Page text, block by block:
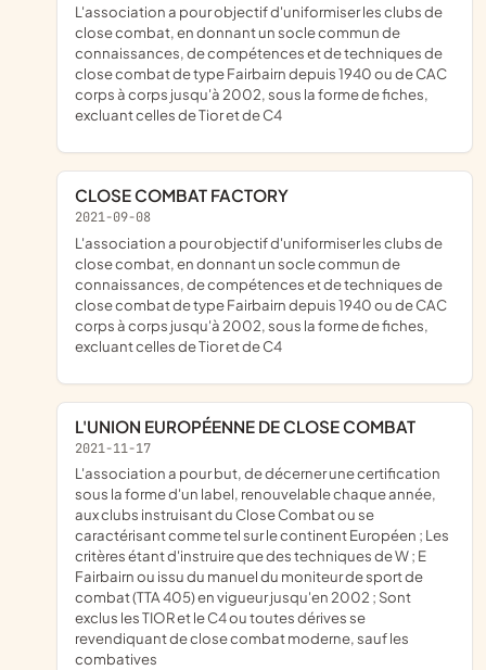
l'association a pour objectif d'uniformiser les clubs de
close combat, en donnant un socle commun de
connaissances, de compétences et de techniques de
close combat de type Fairbairn depuis 1940 ou de CAC
corps à corps jusqu'à 2002, sous la forme de fiches,
excluant celles de Tior et de C4
CLOSE COMBAT FACTORY
2021-09-08
l'association a pour objectif d'uniformiser les clubs de
close combat, en donnant un socle commun de
connaissances, de compétences et de techniques de
close combat de type Fairbairn depuis 1940 ou de CAC
corps à corps jusqu'à 2002, sous la forme de fiches,
excluant celles de Tior et de C4
L'UNION EUROPÉENNE DE CLOSE COMBAT
2021-11-17
l'association a pour but, de décerner une certification
sous la forme d'un label, renouvelable chaque année,
aux clubs instruisant du Close Combat ou se
caractérisant comme tel sur le continent Européen ; Les
critères étant d'instruire que des techniques de W ; E
Fairbairn ou issu du manuel du moniteur de sport de
combat (TTA 405) en vigueur jusqu'en 2002 ; Sont
exclus les TIOR et le C4 ou toutes dérives se
revendiquant de close combat moderne, sauf les
combatives